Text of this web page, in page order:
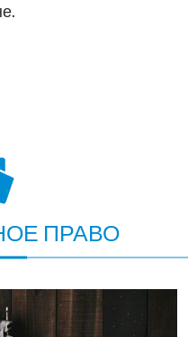
ПРАВО